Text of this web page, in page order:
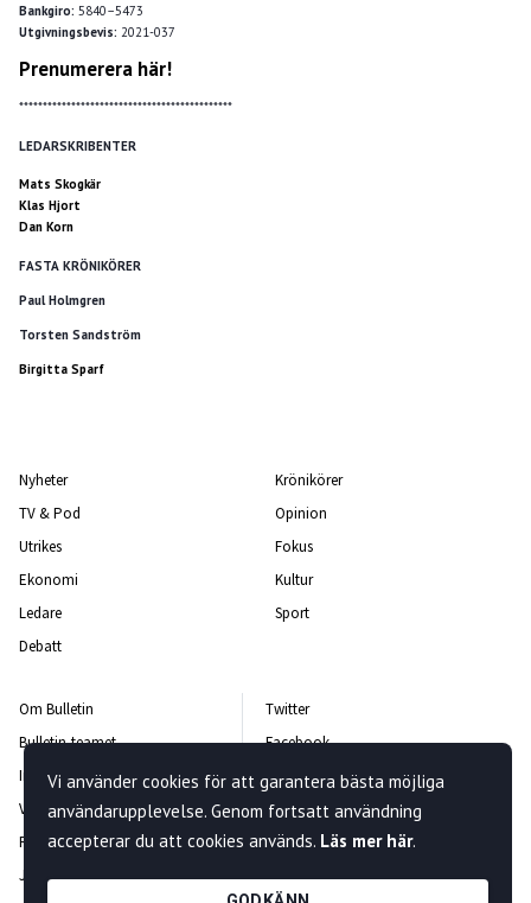
Bankgiro: 5840–5473
Utgivningsbevis: 2021-037
Prenumerera här!
*********************************************
LEDARSKRIBENTER
Mats Skogkär
Klas Hjort
Dan Korn
FASTA KRÖNIKÖRER
Paul Holmgren
Torsten Sandström
Birgitta Sparf
Nyheter
TV & Pod
Utrikes
Ekonomi
Ledare
Debatt
Krönikörer
Opinion
Fokus
Kultur
Sport
Om Bulletin
Bulletin-teamet
Integritetspolicy
Vanliga frågor och svar
Rättelsepolicy
Jobba hos oss
Twitter
Facebook
Instagram
Kontakta oss
Nyhetsbrev
Vi använder cookies för att garantera bästa möjliga
användarupplevelse. Genom fortsatt användning
accepterar du att cookies används. Läs mer här.